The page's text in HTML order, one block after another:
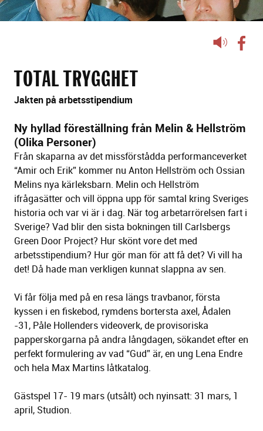
Lyssna
TOTAL TRYGGHET
Jakten på arbetsstipendium
Ny hyllad föreställning från Melin & Hellström
(Olika Personer)
Från skaparna av det missförstådda performanceverket
“Amir och Erik” kommer nu Anton Hellström och Ossian
Melins nya kärleksbarn. Melin och Hellström
ifrågasätter och vill öppna upp för samtal kring Sveriges
historia och var vi är i dag. När tog arbetarrörelsen fart i
Sverige? Vad blir den sista bokningen till Carlsbergs
Green Door Project? Hur skönt vore det med
arbetsstipendium? Hur gör man för att få det? Vi vill ha
det! Då hade man verkligen kunnat slappna av sen.
Vi får följa med på en resa längs travbanor, första
kyssen i en fiskebod, rymdens bortersta axel, Ådalen
-31, Påle Hollenders videoverk, de provisoriska
papperskorgarna på andra långdagen, sökandet efter en
perfekt formulering av vad “Gud” är, en ung Lena Endre
och hela Max Martins låtkatalog.
Gästspel 17- 19 mars (utsålt) och nyinsatt: 31 mars, 1
april, Studion.